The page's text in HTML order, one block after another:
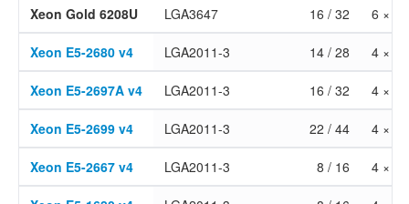
Xeon Gold 6208U LGA3647 16 / 32 6 ×
Xeon E5-2680 v4 LGA2011-3 14 / 28 4 ×
Xeon E5-2697A v4 LGA2011-3 16 / 32 4 ×
Xeon E5-2699 v4 LGA2011-3 22 / 44 4 ×
Xeon E5-2667 v4 LGA2011-3 8 / 16 4 ×